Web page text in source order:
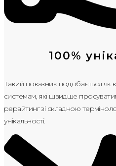
100%
Такий показник подобається як
системам, які швидше
рерайтинг зі складною
унікальності.